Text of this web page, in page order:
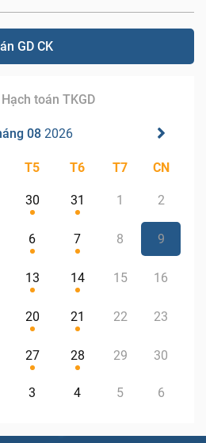
GD CK
Hạch toán TKGD
08 2026
T5 T6 T7 CN
30 31 1 2
6 7 8 9
13 14 15 16
20 21 22 23
27 28 29 30
3 4 5 6